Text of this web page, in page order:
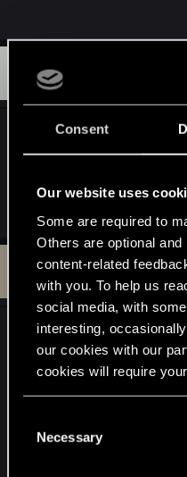
Consent
Our website uses
Some are required to
Others are optional
content-related
with you. To help us
social media, with
interesting,
our cookies with our
cookies will require
and tweak your
Necessary
@SMiki55, zgłaszam
gnomów! To jest karalne!
e
c
t
o
n
:
G Gnypek